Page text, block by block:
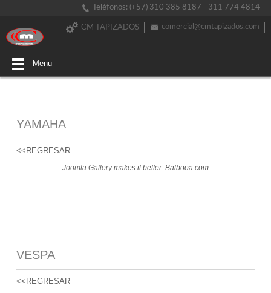
Teléfonos: (+57) 310 385 8187 - 311 774 4814
comercial@cmtapizados.com
CM TAPIZADOS
Menu
YAMAHA
<<REGRESAR
Joomla Gallerymakes it better. Balbooa.com
VESPA
<<REGRESAR